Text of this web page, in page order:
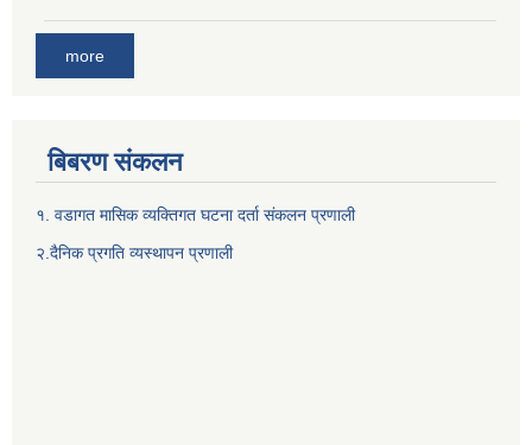
more
बिबरण संकलन
१. वडागत मासिक व्यक्तिगत घटना दर्ता संकलन प्रणाली
२.दैनिक प्रगति व्यस्थापन प्रणाली